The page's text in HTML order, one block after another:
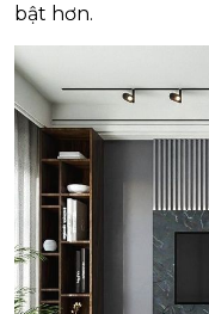
bật hơn.